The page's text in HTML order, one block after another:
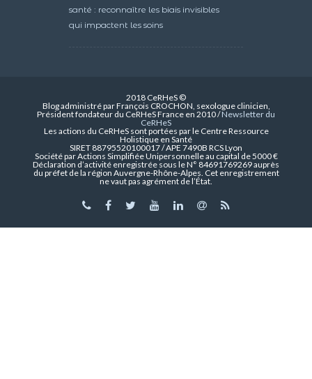
santé : reconnaître les biais invisibles
qui impactent les soins
2018 CeRHeS ©
Blog administré par François CROCHON, sexologue clinicien,
Président fondateur du CeRHeS France en 2010 /Newsletter du
CeRHeS
Les actions du CeRHeS sont portées par le Centre Ressource
Holistique en Santé
SIRET 88795520100017 / APE 7490B RCS Lyon
Société par Actions Simplifiée Unipersonnelle au capital de 5000 €
Déclaration d’activité enregistrée sous le N° 84691769269 auprès
du préfet de la région Auvergne-Rhône-Alpes. Cet enregistrement
ne vaut pas agrément de l’État.